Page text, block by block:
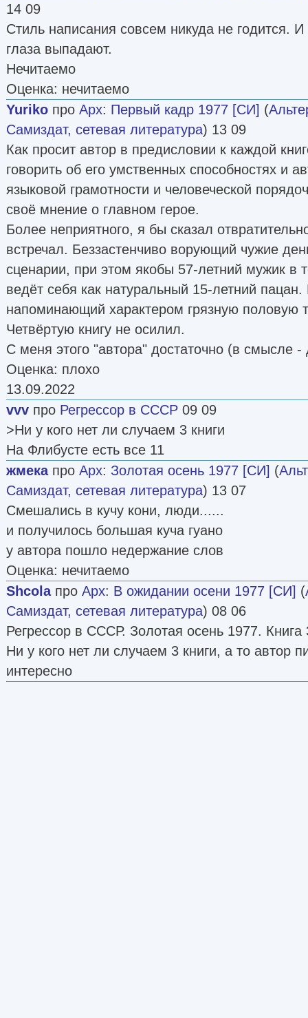
14 09
Стиль написания совсем никуда не годится. И
глаза выпадают.
Нечитаемо
Оценка: нечитаемо
Yuriko про Арх: Первый кадр 1977 [СИ] (
Самиздат, сетевая литература) 13 09
Как просит автор в предисловии к каждой
говорить об его умственных способностях и
языковой грамотности и человеческой
своё мнение о главном герое.
Более неприятного, я бы сказал
встречал. Беззастенчиво ворующий чужие
сценарии, при этом якобы 57-летний мужик в
ведёт себя как натуральный 15-летний
напоминающий характером грязную половую
Четвёртую книгу не осилил.
С меня этого "автора" достаточно (в смысле -
Оценка: плохо
13.09.2022
vvv про Регрессор в СССР 09 09
>Ни у кого нет ли случаем 3 книги
На Флибусте есть все 11
жмекапро Арх: Золотая осень 1977 [СИ] (
Самиздат, сетевая литература) 13 07
Смешались в кучу кони, люди......
и получилось большая куча гуано
у автора пошло недержание слов
Оценка: нечитаемо
Shcolaпро Арх: В ожидании осени 1977 [СИ] (
Самиздат, сетевая литература) 08 06
Регрессор в СССР. Золотая осень 1977. Книга
Ни у кого нет ли случаем 3 книги, а то автор
интересно